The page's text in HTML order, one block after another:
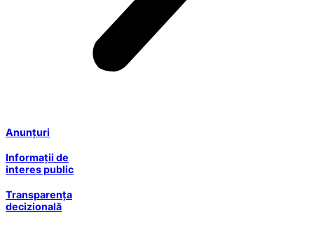
Anunțuri
Informații de
interes public
Transparența
decizională